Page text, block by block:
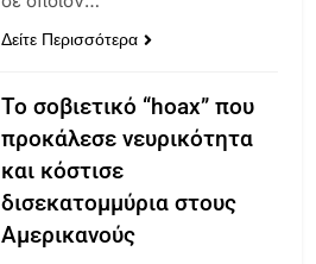
Δείτε Περισσότερα
To σοβιετικό “hoax” που
προκάλεσε νευρικότητα
και κόστισε
δισεκατομμύρια στους
Αμερικανούς